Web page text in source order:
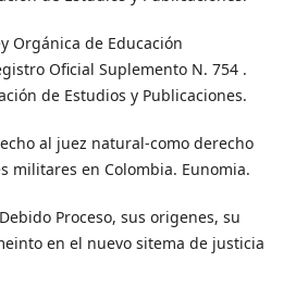
Orgánica de Educación
Oficial Suplemento N. 754 .
de Estudios y Publicaciones.
al juez natural-como derecho
militares en Colombia. Eunomia.
Proceso, sus origenes, su
en el nuevo sitema de justicia